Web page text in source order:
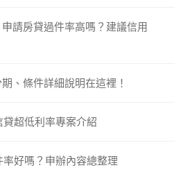
請房貸過件率高嗎？建議信用
、條件詳細說明在這裡！
超低利率專案介紹
好嗎？申辦內容總整理